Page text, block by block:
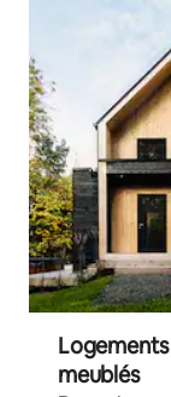
meublés